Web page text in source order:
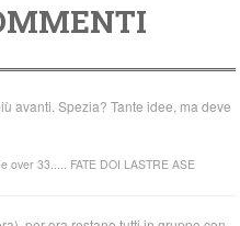
avanti. Spezia? Tante idee, ma deve
over 33..... FATE DOI LASTRE ASE